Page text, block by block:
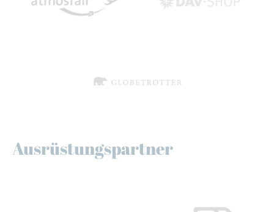
Ausrüstungspartner